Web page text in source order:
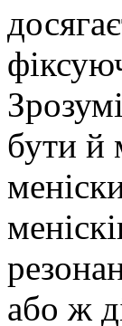
бути й
або ж